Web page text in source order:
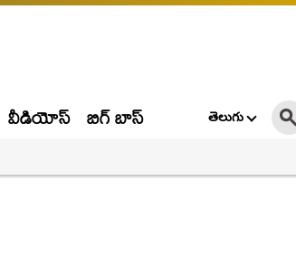
వీడియోస్ బిగ్ బాస్ తెలుగు